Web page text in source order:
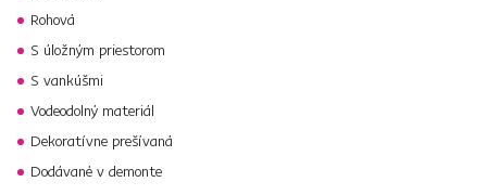
Rohová
S úložným priestorom
S vankúšmi
Vodeodolný materiál
Dekoratívne prešívaná
Dodávané v demonte